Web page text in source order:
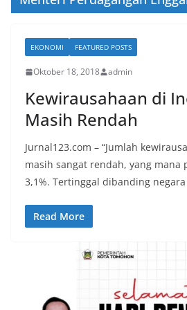
EKONOMI FEATURED POSTS
Oktober 18, 2018 admin
Kewirausahaan di
Masih Rendah
Jurnal123.com – “Jumlah
masih sangat rendah, yang mana
3,1%. Tertinggal dibanding
Read More